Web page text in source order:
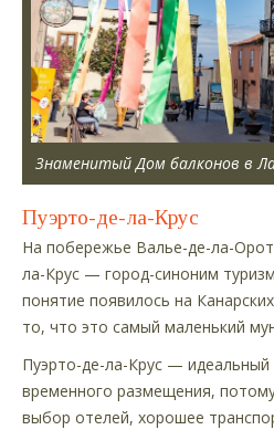
Знаменитый Дом балконов в
Пуэрто-де-ла-Крус
На побережье Валье-де-ла-
ла-Крус — город-синоним
понятие появилось на
то, что это самый маленький
Пуэрто-де-ла-Крус — идеальный
временного размещения,
выбор отелей, хорошее